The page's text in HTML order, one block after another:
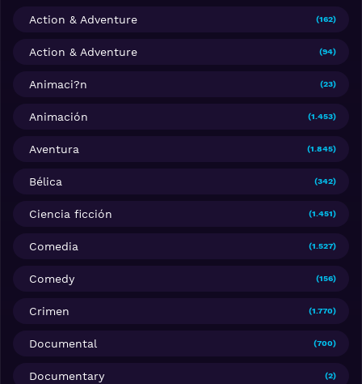
Action & Adventure (162)
Action & Adventure (94)
Animaci?n (23)
Animación (1.453)
Aventura (1.845)
Bélica (342)
Ciencia ficción (1.451)
Comedia (1.527)
Comedy (156)
Crimen (1.770)
Documental (700)
Documentary (2)